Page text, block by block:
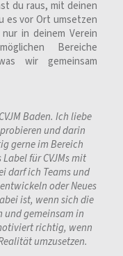
du raus, mit deinen
es vor Ort umsetzen
in deinem Verein
Bereiche
wir gemeinsam
Baden. Ich liebe
und darin
gerne im Bereich
für CVJMs mit
darf ich Teams und
oder Neues
ist, wenn sich die
und gemeinsam in
richtig, wenn
umzusetzen.